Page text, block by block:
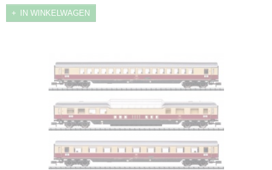
IN WINKELWAGEN